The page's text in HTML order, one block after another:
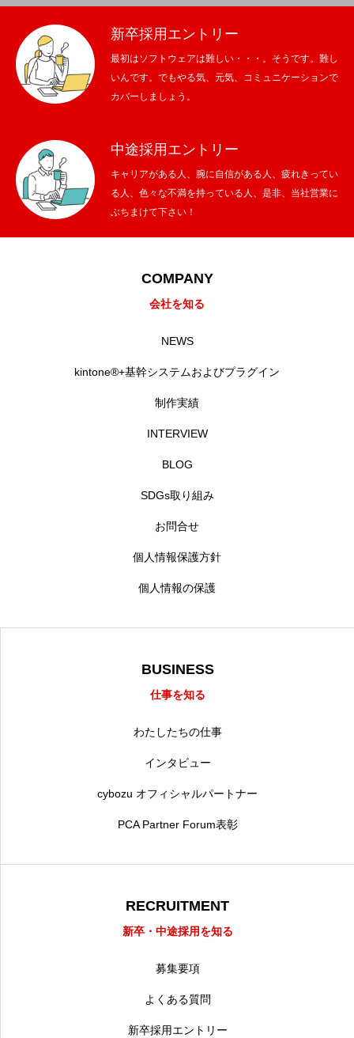
新卒採用エントリー
最初はソフトウェアは難しい・・・。そうです。難し
いんです。でもやる気、元気、コミュニケーションで
カバーしましょう。
中途採用エントリー
キャリアがある人、腕に自信がある人、疲れきってい
る人、色々な不満を持っている人、是非、当社営業に
ぶちまけて下さい！
COMPANY
会社を知る
NEWS
kintone®+基幹システムおよびプラグイン
制作実績
INTERVIEW
BLOG
SDGs取り組み
お問合せ
個人情報保護方針
個人情報の保護
BUSINESS
仕事を知る
わたしたちの仕事
インタビュー
cybozu オフィシャルパートナー
PCA Partner Forum表彰
RECRUITMENT
新卒・中途採用を知る
募集要項
よくある質問
新卒採用エントリー